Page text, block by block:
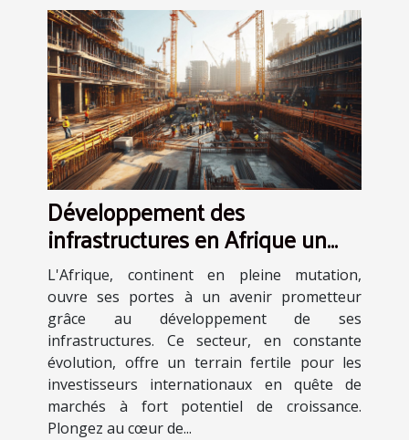
Développement des
infrastructures en Afrique un
marché en pleine expansion
pour les investisseurs
internationaux
L'Afrique, continent en pleine mutation,
ouvre ses portes à un avenir prometteur
grâce au développement de ses
infrastructures. Ce secteur, en constante
évolution, offre un terrain fertile pour les
investisseurs internationaux en quête de
marchés à fort potentiel de croissance.
Plongez au cœur de...